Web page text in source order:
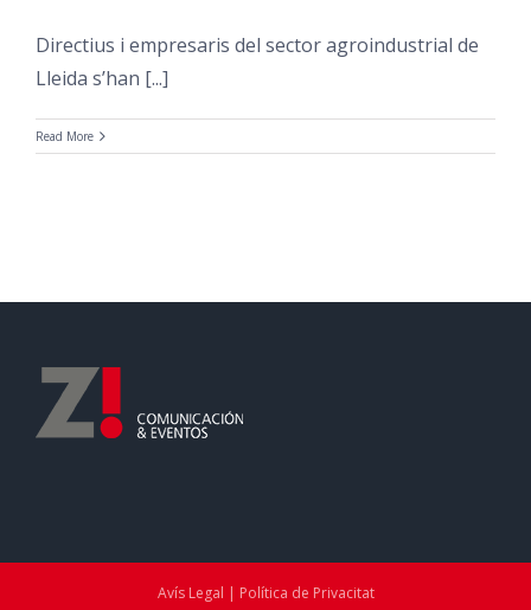
Directius i empresaris del sector agroindustrial de
Lleida s’han [...]
Read More
Avís Legal | Política de Privacitat